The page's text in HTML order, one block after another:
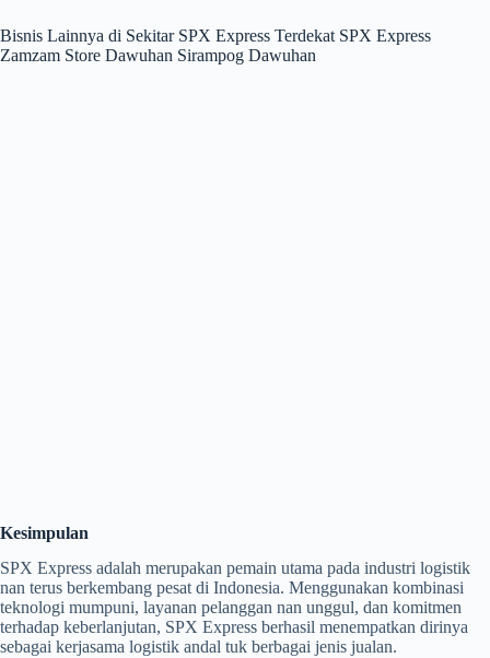
Bisnis Lainnya di Sekitar SPX Express Terdekat SPX Express
Zamzam Store Dawuhan Sirampog Dawuhan
Kesimpulan
SPX Express adalah merupakan pemain utama pada industri logistik
nan terus berkembang pesat di Indonesia. Menggunakan kombinasi
teknologi mumpuni, layanan pelanggan nan unggul, dan komitmen
terhadap keberlanjutan, SPX Express berhasil menempatkan dirinya
sebagai kerjasama logistik andal tuk berbagai jenis jualan.